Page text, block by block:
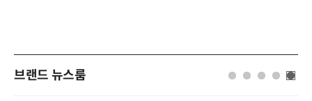
브랜드 뉴스룸